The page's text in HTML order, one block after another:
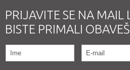
PRIJAVITE SE NA MAIL
BISTE PRIMALI